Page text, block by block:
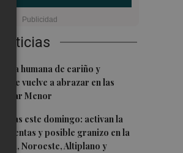
humana de cariño y
se vuelve a abrazar en las
Mar Menor
lluvias este domingo: activan la
y posible granizo en la
Noroeste, Altiplano y